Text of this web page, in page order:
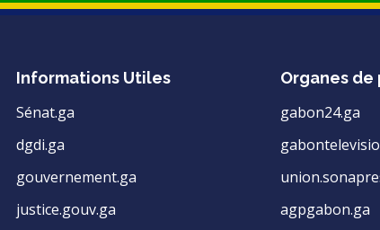
Informations Utiles
Sénat.ga
dgdi.ga
gouvernement.ga
justice.gouv.ga
Organes de
gabon24.ga
agpgabon.ga